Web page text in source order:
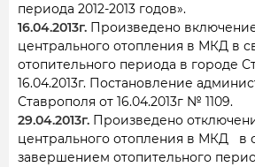
периода 2012-2013 годов».
16.04.2013г. Произведено
центрального отопления в МКД в
отопительного периода в городе
16.04.2013г. Постановление
Ставрополя от 16.04.2013г № 1109.
29.04.2013г. Произведено
центрального отопления в МКД в
завершением отопительного